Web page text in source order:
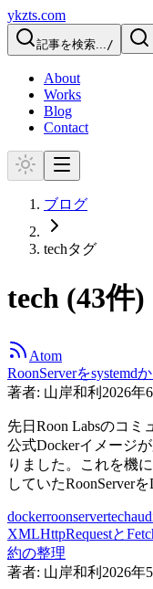
ykzts.com
記事を検索.../
About
Works
Blog
Contact
ブログ
techタグ
tech (43件)
Atom
RoonServerをsystemd
著者: 山岸和利 2026年
先日Roon Labsのコミ
公式Dockerイメージ
りました。これを機
していたRoonServer
dockerroonservertech
XMLHttpRequestと
約の整理
著者: 山岸和利 2026年